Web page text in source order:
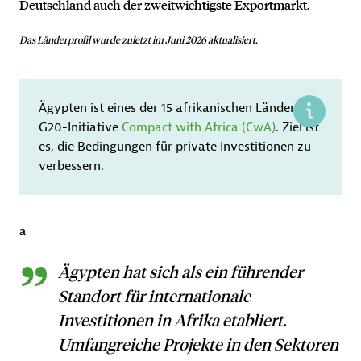
Deutschland auch der zweitwichtigste Exportmarkt.
Das Länderprofil wurde zuletzt im Juni 2026 aktualisiert.
Ägypten ist eines der 15 afrikanischen Länder der
G20-Initiative Compact with Africa (CwA). Ziel ist
es, die Bedingungen für private Investitionen zu
verbessern.
a
Ägypten hat sich als ein führender
Standort für internationale
Investitionen in Afrika etabliert.
Umfangreiche Projekte in den Sektoren